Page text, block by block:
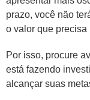
prazo, você não
o valor que
Por isso, procure
está fazendo
alcançar suas